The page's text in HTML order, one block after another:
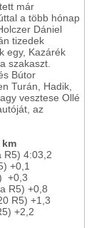
már
a több hónap
Dániel
tizedek
egy, Kazárék
szakaszt.
Bútor
Turán, Hadik,
vesztese Ollé
az
km
R5) 4:03,2
+0,1
+0,3
R5) +0,8
R5) +1,3
+2,2